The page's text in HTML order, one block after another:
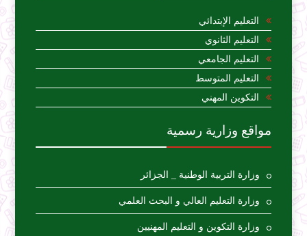
التعليم الإبتدائي
التعليم الثانوي
التعليم الجامعي
التعليم المتوسط
التكوين المهني
مواقع وزارية رسمية
وزارة التربية الوطنية _ الجزائر
وزارة التعليم العالي و البحث العلمي
وزارة التكوين و التعليم المهنيين